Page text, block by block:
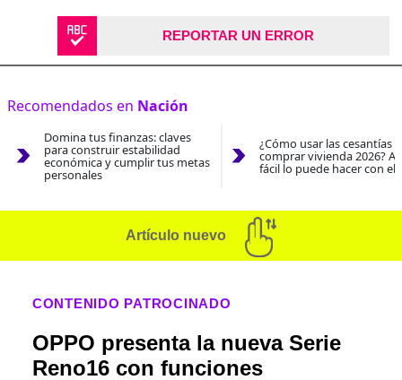
REPORTAR UN ERROR
Recomendados en Nación
Domina tus finanzas: claves
para construir estabilidad
económica y cumplir tus metas
personales
¿Cómo usar las cesantías
comprar vivienda 2026?
fácil lo puede hacer con el
Artículo nuevo
CONTENIDO PATROCINADO
OPPO presenta la nueva Serie
Reno16 con funciones